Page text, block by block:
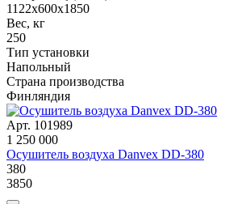
1122x600x1850
Вес, кг
250
Тип установки
Напольный
Страна производства
Финляндия
Арт. 101989
1 250 000
Осушитель воздуха Danvex DD-380
380
3850